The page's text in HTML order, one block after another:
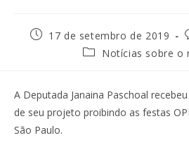
17 de setembro de 2019
Notícias sobre o
A Deputada Janaina Paschoal
de seu projeto proibindo as festas
São Paulo.